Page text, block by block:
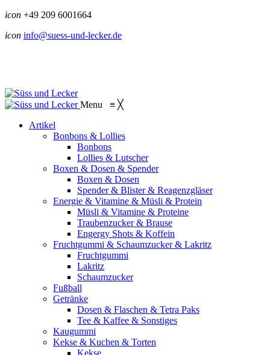
icon +49 209 6001664
icon info@suess-und-lecker.de
Menu ≡ ╳
Artikel
Bonbons & Lollies
Bonbons
Lollies & Lutscher
Boxen & Dosen & Spender
Boxen & Dosen
Spender & Blister & Reagenzgläser
Energie & Vitamine & Müsli & Protein
Müsli & Vitamine & Proteine
Traubenzucker & Brause
Engergy Shots & Koffein
Fruchtgummi & Schaumzucker & Lakritz
Fruchtgummi
Lakritz
Schaumzucker
Fußball
Getränke
Dosen & Flaschen & Tetra Paks
Tee & Kaffee & Sonstiges
Kaugummi
Kekse & Kuchen & Torten
Kekse